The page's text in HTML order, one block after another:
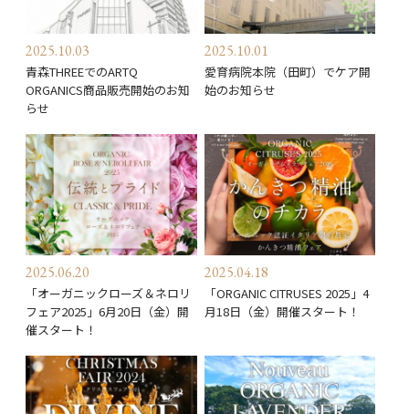
2025.10.03
青森THREEでのARTQ
ORGANICS商品販売開始のお知
らせ
2025.10.01
愛育病院本院（田町）でケア開
始のお知らせ
2025.06.20
「オーガニックローズ＆ネロリ
フェア2025」6月20日（金）開
催スタート！
2025.04.18
「ORGANIC CITRUSES 2025」4
月18日（金）開催スタート！